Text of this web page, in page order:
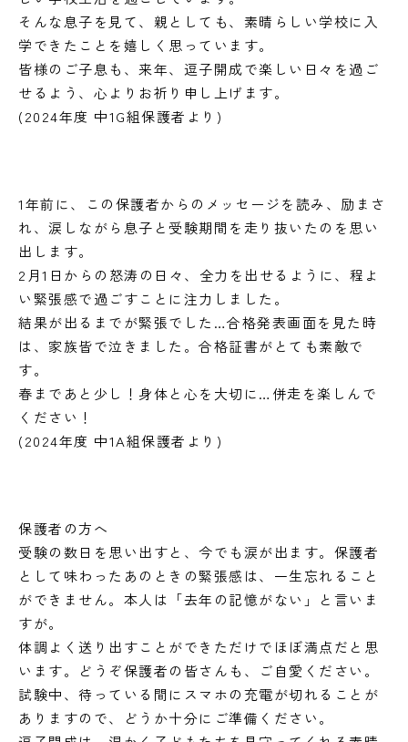
そんな息子を見て、親としても、素晴らしい学校に入
学できたことを嬉しく思っています。
皆様のご子息も、来年、逗子開成で楽しい日々を過ご
せるよう、心よりお祈り申し上げます。
(2024年度 中1G組保護者より)
1年前に、この保護者からのメッセージを読み、励まさ
れ、涙しながら息子と受験期間を走り抜いたのを思い
出します。
2月1日からの怒涛の日々、全力を出せるように、程よ
い緊張感で過ごすことに注力しました。
結果が出るまでが緊張でした…合格発表画面を見た時
は、家族皆で泣きました。合格証書がとても素敵で
す。
春まであと少し！身体と心を大切に…併走を楽しんで
ください！
(2024年度 中1A組保護者より)
保護者の方へ
受験の数日を思い出すと、今でも涙が出ます。保護者
として味わったあのときの緊張感は、一生忘れること
ができません。本人は「去年の記憶がない」と言いま
すが。
体調よく送り出すことができただけでほぼ満点だと思
います。どうぞ保護者の皆さんも、ご自愛ください。
試験中、待っている間にスマホの充電が切れることが
ありますので、どうか十分にご準備ください。